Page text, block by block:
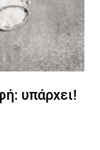
υπάρχει!